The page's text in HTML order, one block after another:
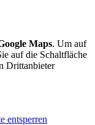
Maps. Um auf
auf die Schaltfläche
Drittanbieter
entsperren